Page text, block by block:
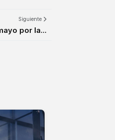
Siguiente
por la...